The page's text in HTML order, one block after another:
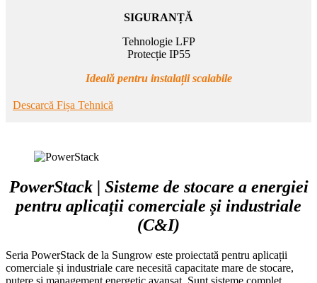
SIGURANȚĂ
Tehnologie LFP
Protecție IP55
Ideală pentru instalații scalabile
Descarcă Fișa Tehnică
PowerStack | Sisteme de stocare a energiei
pentru aplicații comerciale și industriale
(C&I)
Seria PowerStack de la Sungrow este proiectată pentru aplicații
comerciale și industriale care necesită capacitate mare de stocare,
putere și management energetic avansat. Sunt sisteme complet